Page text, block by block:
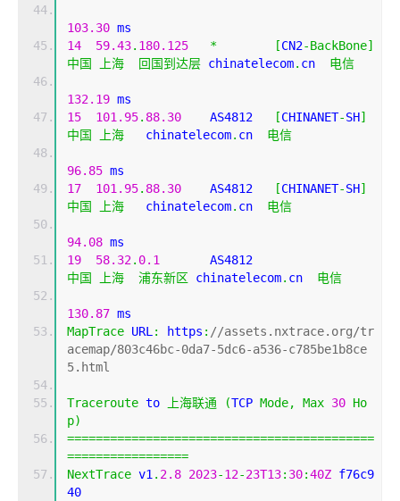
103.30 ms
14
59.43. 180.125 * [CN2-BackBone]
中国
上海 回国到达层 chinatelecom. cn 电信
132.19 ms
15
101.95. 88.30
    AS4812
[CHINANET-SH]
中国
上海
   chinatelecom
. cn 电信
96.85 ms
17
101.95. 88.30
    AS4812
[CHINANET-SH]
中国
上海
   chinatelecom
. cn 电信
94.08 ms
19
58.32. 0.1
中国
上海 浦东新区 chinatelecom. cn 电信
130.87 ms
MapTrace URL : https : //assets.nxtrace.org/tr
acemap/803c46bc-0da7-5dc6-a536-c785be1b8ce
5.html
Traceroute to 上海联通 (TCP Mode, Max 30 Ho
p)
===========================================
=================
NextTrace v1 . 2.8 2023-12-23T13: 30:40Z f76c9
40